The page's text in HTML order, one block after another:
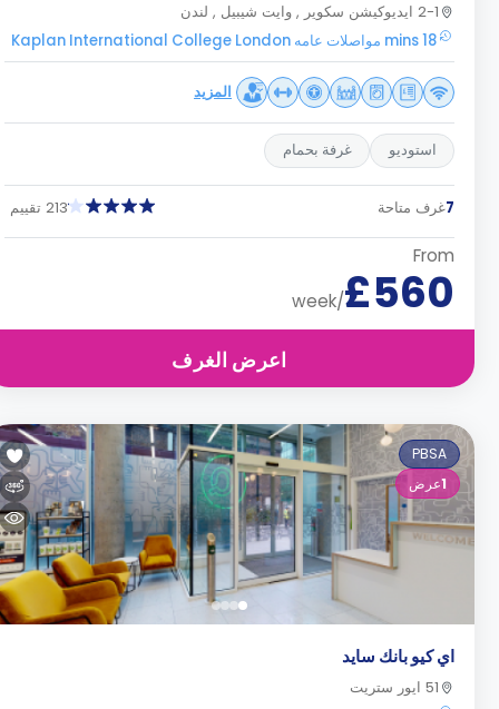
2-1 ايديوكيشن سكوير , وايت شيبيل , لندن
18 mins مواصلات عامه Kaplan International College London
المزيد
استوديو غرفة بحمام
غرف متاحة 213 تقييم
From
£560
/week
اعرض الغرف
PBSA
1 عرض
اي كيو بانك سايد
51 ايور ستريت